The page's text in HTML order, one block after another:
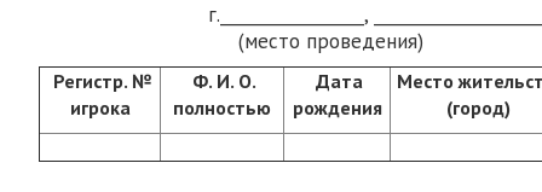
г._________________,
(место проведения)
Регистр. №
игрока
Ф. И. О.
полностью
Дата
рождения
Место
(город)